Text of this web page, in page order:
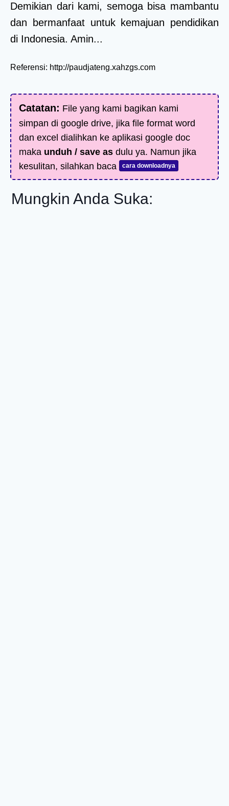
Demikian dari kami, semoga bisa mambantu
dan bermanfaat untuk kemajuan pendidikan
di Indonesia. Amin...
Referensi: http://paudjateng.xahzgs.com
Catatan: File yang kami bagikan kami
simpan di google drive, jika file format word
dan excel dialihkan ke aplikasi google doc
maka unduh / save as dulu ya. Namun jika
kesulitan, silahkan baca
cara downloadnya
Mungkin Anda Suka: